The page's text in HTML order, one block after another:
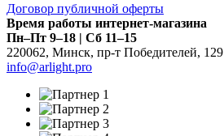
Договор публичной оферты
Время работы интернет-магазина
Пн–Пт 9–18 | Сб 11–15
220062, Минск, пр-т Победителей, 129
info@arlight.pro